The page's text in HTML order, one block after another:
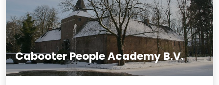
Cabooter People Academy B.V.